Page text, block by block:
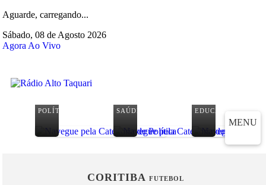
Aguarde, carregando...
Sábado, 08 de Agosto 2026
Agora Ao Vivo
MENU
POLÍTICA SAÚDE EDUCAÇÃO
CORITIBA FUTEBOL